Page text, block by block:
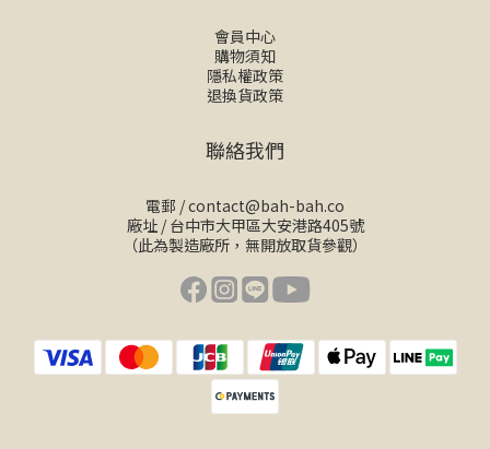
會員中心
購物須知
隱私權政策
退換貨政策
聯絡我們
電郵 /contact@bah-bah.co
廠址 / 台中市大甲區大安港路405號
（此為製造廠所，無開放取貨參觀）